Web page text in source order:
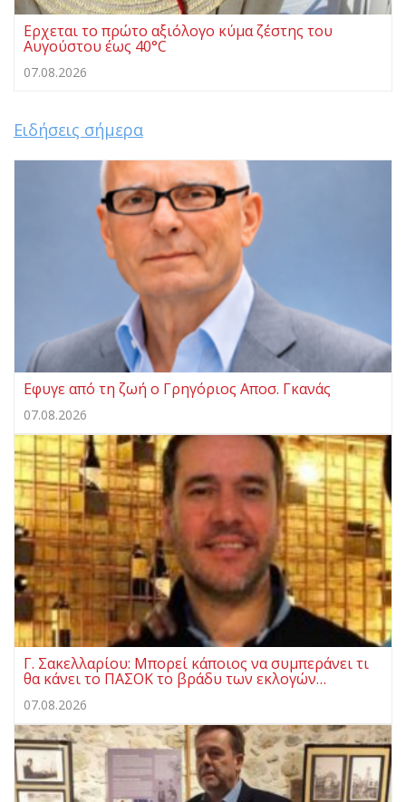
Ερχεται το πρώτο αξιόλογο κύμα ζέστης του
Αυγούστου έως 40°C
07.08.2026
Ειδήσεις σήμερα
Eφυγε από τη ζωή ο Γρηγόριος Αποσ. Γκανάς
07.08.2026
Γ. Σακελλαρίου: Μπορεί κάποιος να συμπεράνει τι
θα κάνει το ΠΑΣΟΚ το βράδυ των εκλογών…
07.08.2026